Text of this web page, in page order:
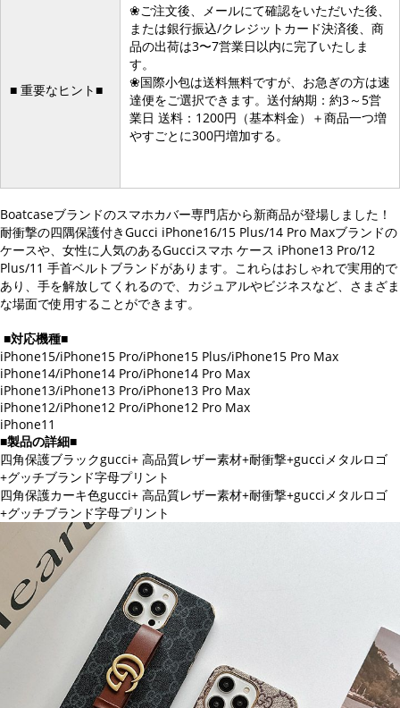
■ 重要なヒント■
❀ご注文後、メールにて確認をいただいた後、
または銀行振込/クレジットカード決済後、商
品の出荷は3〜7営業日以内に完了いたしま
す。
❀国際小包は送料無料ですが、お急ぎの方は速
達便をご選択できます。送付納期：約3～5営
業日 送料：1200円（基本料金）＋商品一つ増
やすごとに300円増加する。
Boatcaseブランドのスマホカバー専門店から新商品が登場しました！
耐衝撃の四隅保護付きGucci iPhone16/15 Plus/14 Pro Maxブランドの
ケースや、女性に人気のあるGucciスマホ ケース iPhone13 Pro/12
Plus/11 手首ベルトブランドがあります。これらはおしゃれで実用的で
あり、手を解放してくれるので、カジュアルやビジネスなど、さまざま
な場面で使用することができます。
■対応機種■
iPhone15/iPhone15 Pro/iPhone15 Plus/iPhone15 Pro Max
iPhone14/iPhone14 Pro/iPhone14 Pro Max
iPhone13/iPhone13 Pro/iPhone13 Pro Max
iPhone12/iPhone12 Pro/iPhone12 Pro Max
iPhone11
■製品の詳細■
四角保護ブラックgucci+ 高品質レザー素材+耐衝撃+gucciメタルロゴ
+グッチブランド字母プリント
四角保護カーキ色gucci+ 高品質レザー素材+耐衝撃+gucciメタルロゴ
+グッチブランド字母プリント